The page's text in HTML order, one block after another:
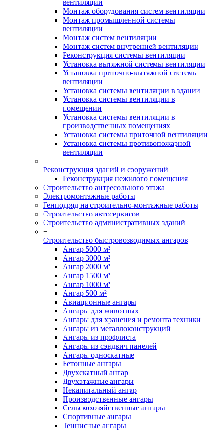
вентиляции
Монтаж оборудования систем вентиляции
Монтаж промышленной системы
вентиляции
Монтаж систем вентиляции
Монтаж систем внутренней вентиляции
Реконструкция системы вентиляции
Установка вытяжной системы вентиляции
Установка приточно-вытяжной системы
вентиляции
Установка системы вентиляции в здании
Установка системы вентиляции в
помещении
Установка системы вентиляции в
производственных помещениях
Установка системы приточной вентиляции
Установка системы противопожарной
вентиляции
+
Реконструкция зданий и сооружений
Реконструкция нежилого помещения
Строительство антресольного этажа
Электромонтажные работы
Генподряд на строительно-монтажные работы
Строительство автосервисов
Строительство административных зданий
+
Строительство быстровозводимых ангаров
Ангар 5000 м²
Ангар 3000 м²
Ангар 2000 м²
Ангар 1500 м²
Ангар 1000 м²
Ангар 500 м²
Авиационные ангары
Ангары для животных
Ангары для хранения и ремонта техники
Ангары из металлоконструкций
Ангары из профлиста
Ангары из сэндвич панелей
Ангары односкатные
Бетонные ангары
Двухскатный ангар
Двухэтажные ангары
Некапитальный ангар
Производственные ангары
Сельскохозяйственные ангары
Спортивные ангары
Теннисные ангары